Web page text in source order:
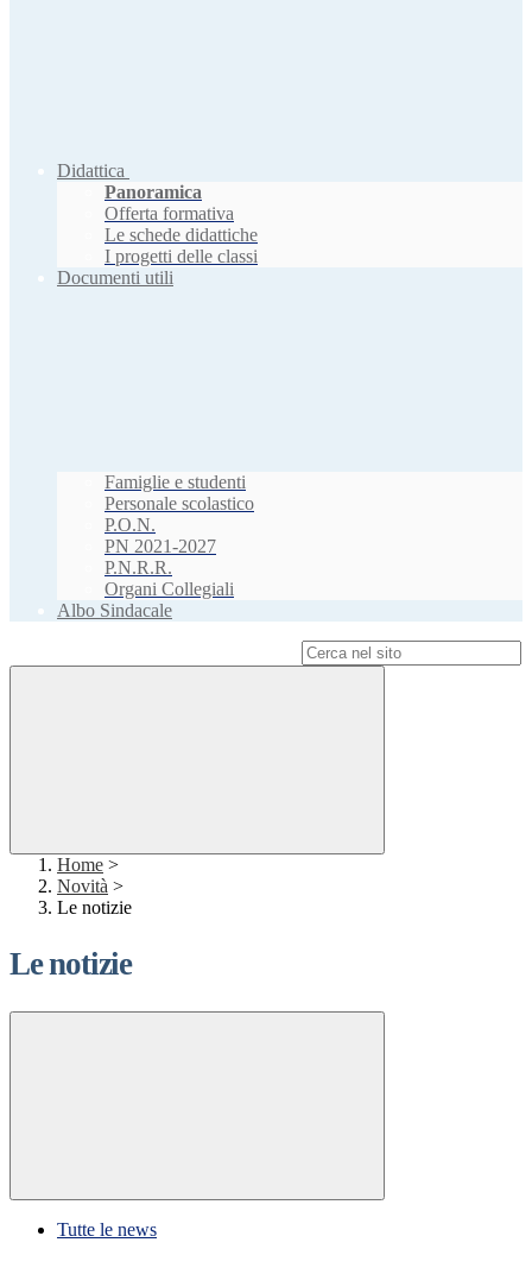
Didattica
Panoramica
Offerta formativa
Le schede didattiche
I progetti delle classi
Documenti utili
Famiglie e studenti
Personale scolastico
P.O.N.
PN 2021-2027
P.N.R.R.
Organi Collegiali
Albo Sindacale
Home >
Novità >
Le notizie
Le notizie
Tutte le news